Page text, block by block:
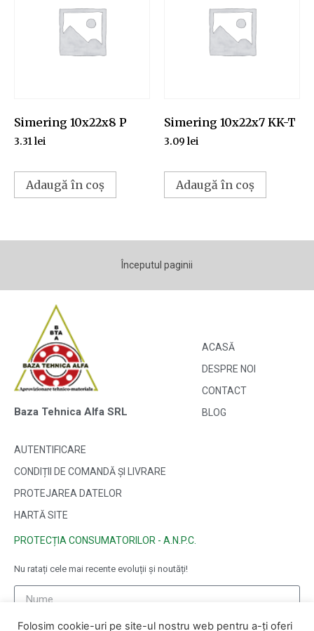
Simering 10x22x8 P
3.31lei
Adaugă în coș
Simering 10x22x7 KK-T
3.09 lei
Adaugă în coș
Începutul paginii
Baza Tehnica Alfa SRL
ACASĂ
DESPRE NOI
CONTACT
BLOG
AUTENTIFICARE
CONDIȚII DE COMANDĂ ȘI LIVRARE
PROTEJAREA DATELOR
HARTĂ SITE
PROTECȚIA CONSUMATORILOR - A.N.P.C.
Nu ratați cele mai recente evoluții și noutăți!
Folosim cookie-uri pe site-ul nostru web pentru a-ți oferi